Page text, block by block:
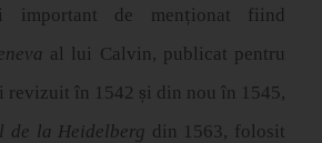
important de menționat fiind
al lui Calvin, publicat pentru
i revizuit în 1542 și din nou în 1545,
de la Heidelberg din 1563, folosit